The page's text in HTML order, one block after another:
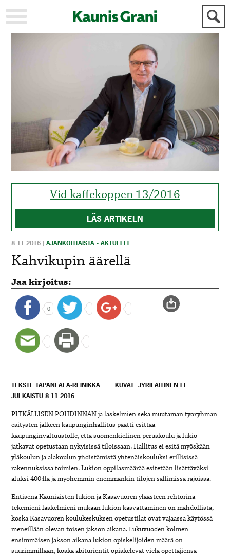
IDROTT
KULTUR
HISTORIA
YLEINEN
ALLMÄN
MAINOSTAJILLE
FÖR
ANNONSÖRER
Vid kaffekoppen 13/2016
LÄS ARTIKELN
8.11.2016 |AJANKOHTAISTA - AKTUELLT
Kahvikupin äärellä
Jaa kirjoitus:
0
TEKSTI: TAPANI ALA-REINIKKA
KUVAT: JYRILAITINEN.FI
JULKAISTU 8.11.2016
PITKÄLLISEN POHDINNAN ja laskelmien sekä muutaman työryhmän
esitysten jälkeen kaupunginhallitus päätti esittää
kaupunginvaltuustolle, että suomenkielinen peruskoulu ja lukio
jatkavat opetustaan nykyisissä tiloissaan. Hallitus ei esitä myöskään
yläkoulun ja alakoulun yhdistämistä yhtenäiskouluksi erillisissä
rakennuksissa toimien. Lukion oppilasmäärää esitetään lisättäväksi
aluksi 400:lla ja myöhemmin enemmänkin tilojen sallimissa rajoissa.
Entisenä Kauniaisten lukion ja Kasavuoren yläasteen rehtorina
tekemieni laskelmieni mukaan lukion kasvattaminen on mahdollista,
koska Kasavuoren koulukeskuksen opetustilat ovat vajaassa käytössä
meneillään olevan toisen jakson aikana. Lukuvuoden kolmen
ensimmäisen jakson aikana lukion opiskelijoiden määrä on
suurimmillaan, koska abiturientit opiskelevat vielä opettajiensa